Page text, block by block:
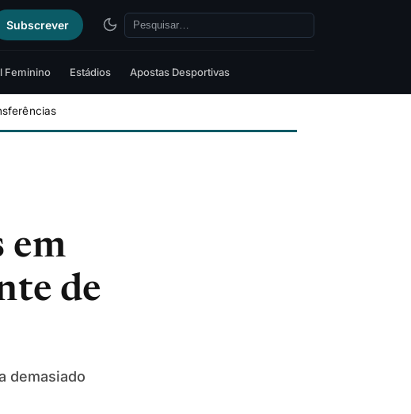
Subscrever
Feminino Estádios Apostas Desportivas
em
de
demasiado